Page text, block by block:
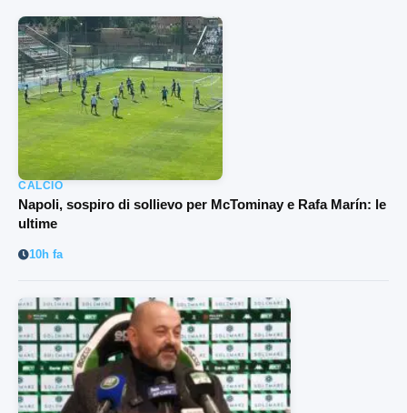
CALCIO
Napoli, sospiro di sollievo per McTominay e Rafa Marín: le
ultime
10h fa